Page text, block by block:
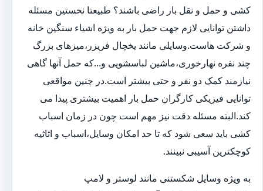
کشی و حمل و نقل بار راضی باشند؟ طبیعتا نخستین مسئله
داشتن توانایی لازم جهت حمل بار به ویژه اشیاء سنگین خانه
و شرکت هاست.وسایلی مانند یخچال فریزر،میزهای بزرگ
چند نفره نهارخوری،ماشین لباسشویی و...که حمل آنها گاهی
نیازمند کمک دو نفر و حتی بیشتر است.در چنین مواقعی
توانایی فیزیکی کارگران حمل بار اهمیت بیشتری پیدا می
کند.البته مسئله دقت نیز مهم است چون در زمان اسباب
کشی باید سعی شود که تا حد امکان وسایل،اسباب و اثاثیه
کوچکترین آسیبی نبینند.
به ویژه وسایل شکستنی مانند لوستر و لامپ